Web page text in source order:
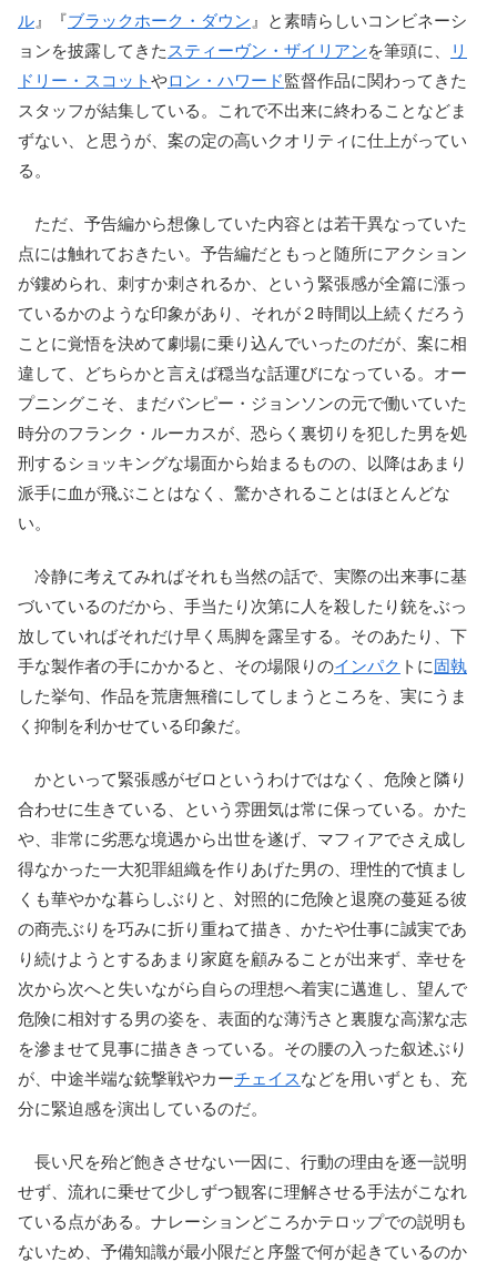
ル 』『ブラックホーク・ダウン 』と素晴らしいコンビネーシ
ョンを披露してきた スティーヴン・ザイリアンを筆頭に、
リ
ドリー・スコットやロン・ハワード監督作品に関わってきた
スタッフが結集している。これで不出来に終わることなどま
ずない、と思うが、案の定の高いクオリティに仕上がってい
る。
ただ、予告編から想像していた内容とは若干異なっていた
点には触れておきたい。予告編だともっと随所にアクション
が鏤められ、刺すか刺されるか、という緊張感が全篇に漲っ
ているかのような印象があり、それが２時間以上続くだろう
ことに覚悟を決めて劇場に乗り込んでいったのだが、案に相
違して、どちらかと言えば穏当な話運びになっている。オー
プニングこそ、まだバンピー・ジョンソンの元で働いていた
時分のフランク・ルーカスが、恐らく裏切りを犯した男を処
刑するショッキングな場面から始まるものの、以降はあまり
派手に血が飛ぶことはなく、驚かされることはほとんどな
い。
冷静に考えてみればそれも当然の話で、実際の出来事に基
づいているのだから、手当たり次第に人を殺したり銃をぶっ
放していればそれだけ早く馬脚を露呈する。そのあたり、下
手な製作者の手にかかると、その場限りのインパク トに固執
した挙句、作品を荒唐無稽にしてしまうところを、実にうま
く抑制を利かせている印象だ。
かといって緊張感がゼロというわけではなく、危険と隣り
合わせに生きている、という雰囲気は常に保っている。かた
や、非常に劣悪な境遇から出世を遂げ、マフィアでさえ成し
得なかった一大犯罪組織を作りあげた男の、理性的で慎まし
くも華やかな暮らしぶりと、対照的に危険と退廃の蔓延る彼
の商売ぶりを巧みに折り重ねて描き、かたや仕事に誠実であ
り続けようとするあまり家庭を顧みることが出来ず、幸せを
次から次へと失いながら自らの理想へ着実に邁進し、望んで
危険に相対する男の姿を、表面的な薄汚さと裏腹な高潔な志
を滲ませて見事に描ききっている。その腰の入った叙述ぶり
が、中途半端な銃撃戦やカーチェイスなどを用いずとも、充
分に緊迫感を演出しているのだ。
長い尺を殆ど飽きさせない一因に、行動の理由を逐一説明
せず、流れに乗せて少しずつ観客に理解させる手法がこなれ
ている点がある。ナレーションどころかテロップでの説明も
ないため、予備知識が最小限だと序盤で何が起きているのか